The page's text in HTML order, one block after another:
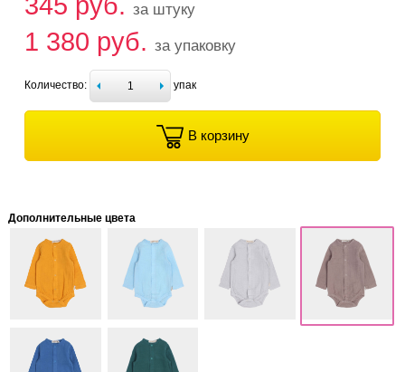
за штуку
1 380 руб. за упаковку
Количество: упак
В корзину
Дополнительные цвета